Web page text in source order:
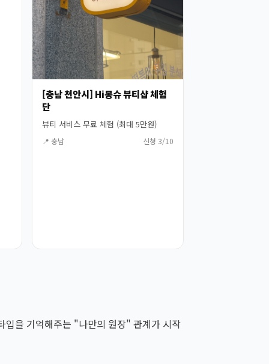
[충남 천안시] Hi몽슈 뷰티샵 체험
단
뷰티 서비스 무료 체험 (최대 5만원)
📍 충남 신청 3/10
입을 기억해주는 "나만의 원장" 관계가 시작